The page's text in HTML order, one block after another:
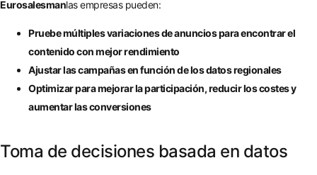
Eurosalesmanlas empresas pueden:
Pruebe múltiples variaciones de anuncios para encontrar el
contenido con mejor rendimiento
Ajustar las campañas en función de los datos regionales
Optimizar para mejorar la participación, reducir los costes y
aumentar las conversiones
Toma de decisiones basada en datos